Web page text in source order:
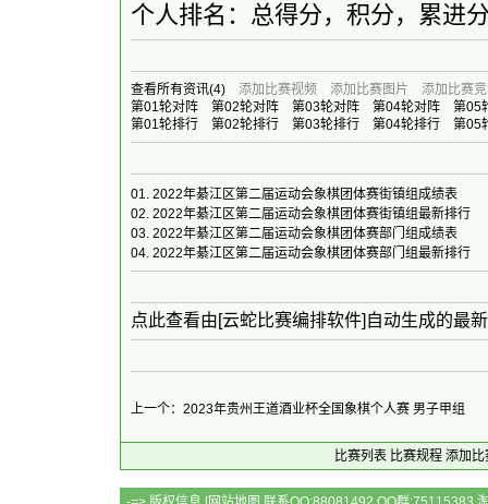
个人排名：总得分，积分，累进
查看所有资讯(4) 添加比赛视频 添加比赛图片
添加比赛
第01轮对阵
第02轮对阵 第03轮对阵 第04轮对阵
第05
第01轮排行
第02轮排行 第03轮排行 第04轮排行 第05
01. 2022年綦江区第二届运动会象棋团体赛街镇组成绩表
02. 2022年綦江区第二届运动会象棋团体赛街镇组最新排行
03. 2022年綦江区第二届运动会象棋团体赛部门组成绩表
04. 2022年綦江区第二届运动会象棋团体赛部门组最新排行
点此查看由[云蛇比赛编排软件]自动生成的最
上一个：2023年贵州王道酒业杯全国象棋个人赛 男子甲组
比赛列表 比赛规程 添加比